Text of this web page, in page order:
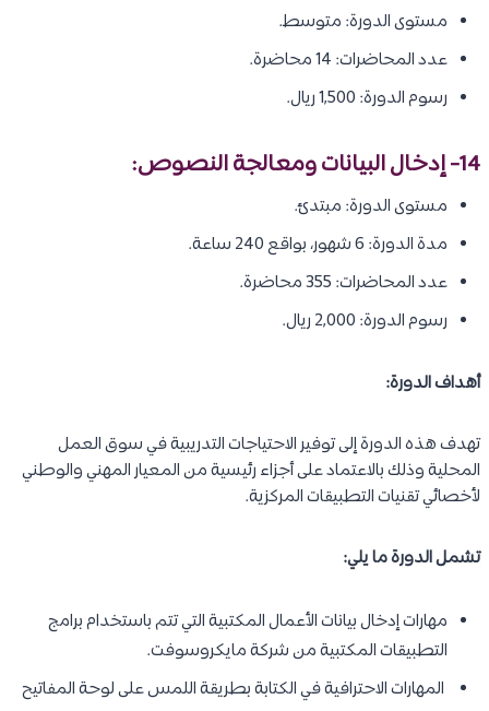
مستوى الدورة: متوسط.
عدد المحاضرات: 14 محاضرة.
رسوم الدورة: 1,500 ريال.
14- إدخال البيانات ومعالجة النصوص:
مستوى الدورة: مبتدئ.
مدة الدورة: 6 شهور، بواقع 240 ساعة.
عدد المحاضرات: 355 محاضرة.
رسوم الدورة: 2,000 ريال.
أهداف الدورة:
تهدف هذه الدورة إلى توفير الاحتياجات التدريبية في سوق العمل
المحلية وذلك بالاعتماد على أجزاء رئيسية من المعيار المهني والوطني
لأخصائي تقنيات التطبيقات المركزية.
تشمل الدورة ما يلي:
مهارات إدخال بيانات الأعمال المكتبية التي تتم باستخدام برامج
التطبيقات المكتبية من شركة مايكروسوفت.
المهارات الاحترافية في الكتابة بطريقة اللمس على لوحة المفاتيح